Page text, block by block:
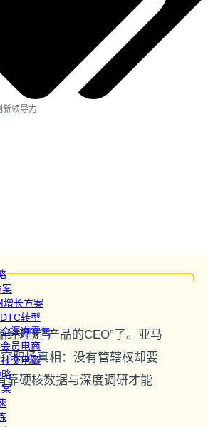
案
增长方案
转型
渠道零售
员电商
交电商
新领导力
经理是“产品的CEO”了。亚马
职场真相：没有管辖权却要
靠硬核数据与深度调研才能